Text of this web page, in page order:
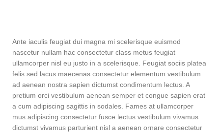
Ante iaculis feugiat dui magna mi scelerisque euismod
nascetur nullam hac consectetur class metus feugiat
ullamcorper nisl eu justo in a scelerisque. Feugiat sociis platea
felis sed lacus maecenas consectetur elementum vestibulum
ad aenean nostra sapien dictumst condimentum lectus. A
pretium orci vestibulum aenean semper et congue sapien erat
a cum adipiscing sagittis in sodales. Fames at ullamcorper
mus adipiscing consectetur fusce lectus vestibulum vivamus
dictumst vivamus parturient nisl a aenean ornare consectetur